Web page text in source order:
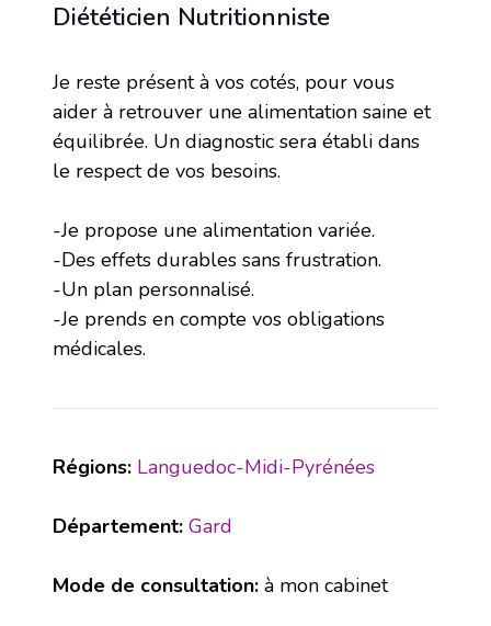
Diététicien Nutritionniste
Je reste présent à vos cotés, pour vous
aider à retrouver une alimentation saine et
équilibrée. Un diagnostic sera établi dans
le respect de vos besoins.
-Je propose une alimentation variée.
-Des effets durables sans frustration.
-Un plan personnalisé.
-Je prends en compte vos obligations
médicales.
Régions: Languedoc-Midi-Pyrénées
Département: Gard
Mode de consultation: à mon cabinet